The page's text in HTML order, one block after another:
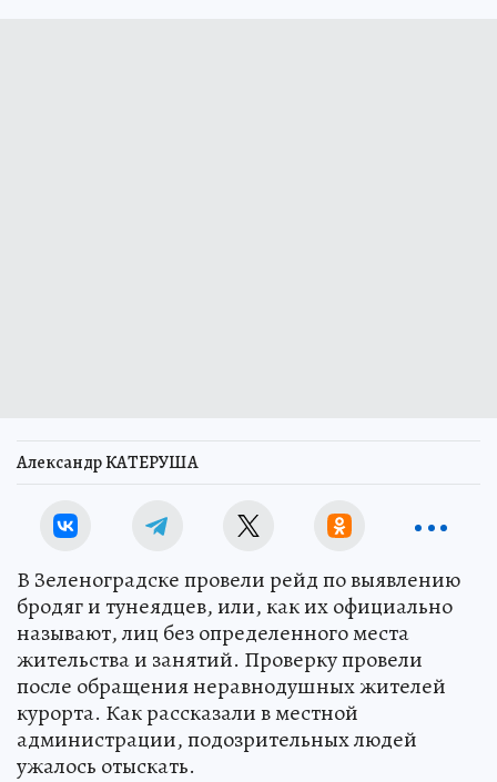
Александр КАТЕРУША
В Зеленоградске провели рейд по выявлению
бродяг и тунеядцев, или, как их официально
называют, лиц без определенного места
жительства и занятий. Проверку провели
после обращения неравнодушных жителей
курорта. Как рассказали в местной
администрации, подозрительных людей
ужалось отыскать.